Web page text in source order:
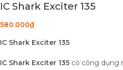
IC Shark Exciter 135
580.000₫
IC Shark Exciter 135
IC Shark Exciter 135 có công dụng